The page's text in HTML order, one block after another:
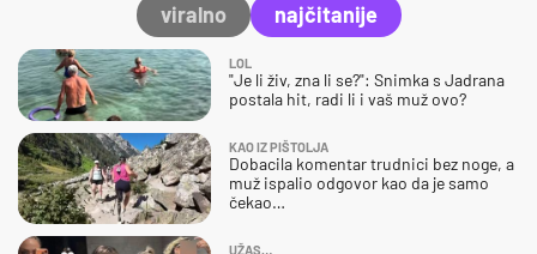
viralno najčitanije
LOL
"Je li živ, zna li se?": Snimka s Jadrana
postala hit, radi li i vaš muž ovo?
KAO IZ PIŠTOLJA
Dobacila komentar trudnici bez noge, a
muž ispalio odgovor kao da je samo
čekao…
UŽAS…